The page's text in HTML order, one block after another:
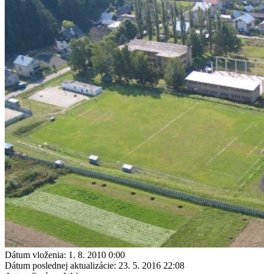
Dátum vloženia: 1. 8. 2010 0:00
Dátum poslednej aktualizácie: 23. 5. 2016 22:08